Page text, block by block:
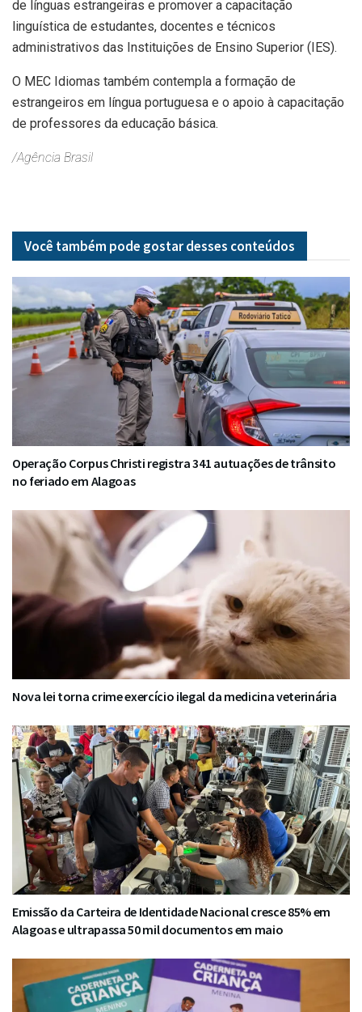
de línguas estrangeiras e promover a capacitação
linguística de estudantes, docentes e técnicos
administrativos das Instituições de Ensino Superior (IES).
O MEC Idiomas também contempla a formação de
estrangeiros em língua portuguesa e o apoio à capacitação
de professores da educação básica.
/Agência Brasil
Você também pode gostar desses conteúdos
Operação Corpus Christi registra 341 autuações de trânsito
no feriado em Alagoas
Nova lei torna crime exercício ilegal da medicina veterinária
Emissão da Carteira de Identidade Nacional cresce 85% em
Alagoas e ultrapassa 50 mil documentos em maio